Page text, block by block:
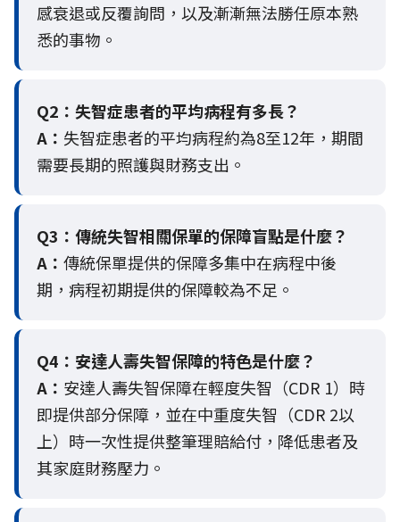
感衰退或反覆詢問，以及漸漸無法勝任原本熟
悉的事物。
Q2： 失智症患者的平均病程有多長？
A： 失智症患者的平均病程約為8至12年，期間
需要長期的照護與財務支出。
Q3： 傳統失智相關保單的保障盲點是什麼？
A： 傳統保單提供的保障多集中在病程中後
期，病程初期提供的保障較為不足。
Q4： 安達人壽失智保障的特色是什麼？
A： 安達人壽失智保障在輕度失智（CDR 1）時
即提供部分保障，並在中重度失智（CDR 2以
上）時一次性提供整筆理賠給付，降低患者及
其家庭財務壓力。